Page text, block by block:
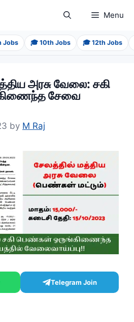
Menu
Jobs 🎓 10th Jobs 🎓 12th Jobs
அரசு வேலை: சகி
சேவை
by M Raj
Telegram Join